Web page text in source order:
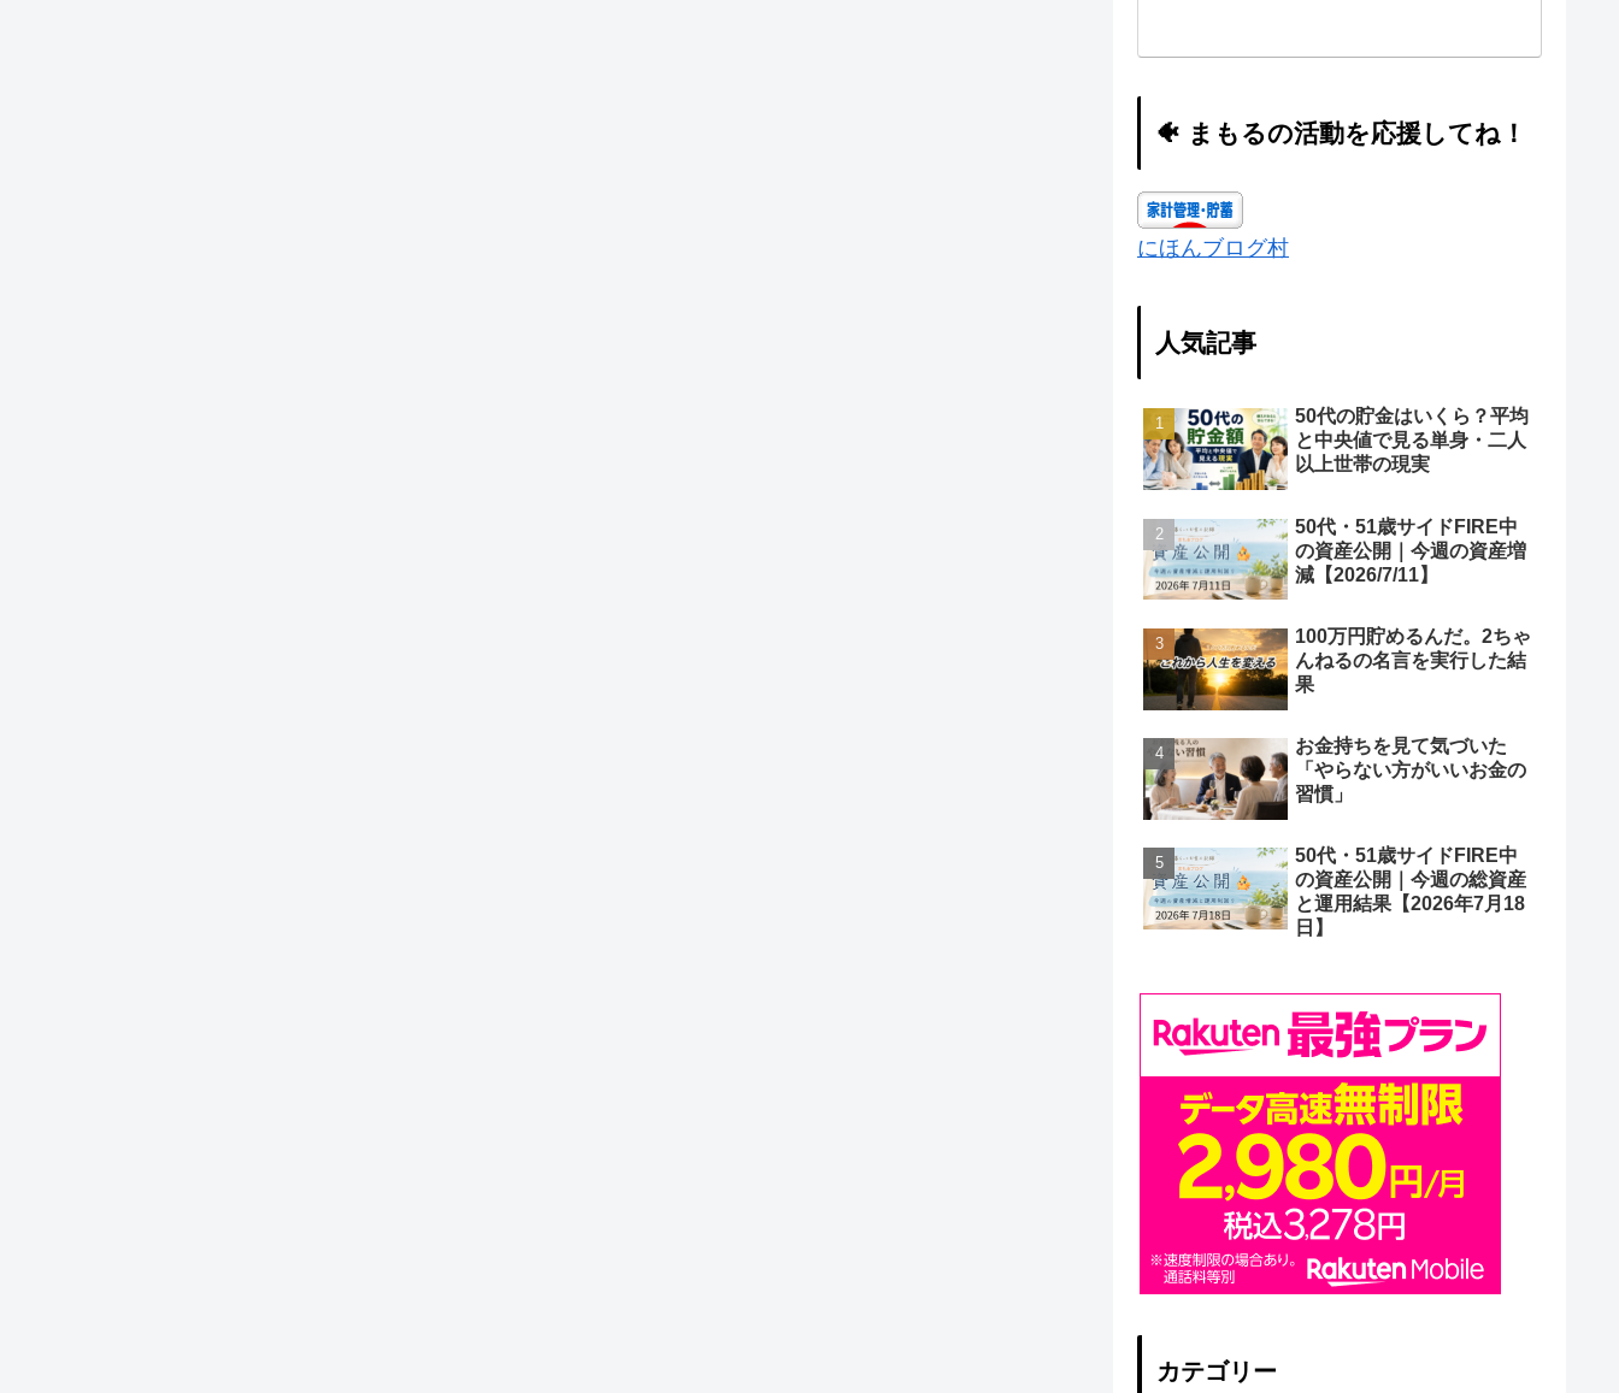
🐠 まもるの活動を応援してね！
にほんブログ村
人気記事
50代の貯金はいくら？平均
と中央値で見る単身・二人
以上世帯の現実
50代・51歳サイドFIRE中
の資産公開｜今週の資産増
減【2026/7/11】
100万円貯めるんだ。2ちゃ
んねるの名言を実行した結
果
お金持ちを見て気づいた
「やらない方がいいお金の
習慣」
50代・51歳サイドFIRE中
の資産公開｜今週の総資産
と運用結果【2026年7月18
日】
カテゴリー